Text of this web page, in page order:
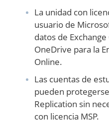
La unidad con
usuario de
datos de
OneDrive para la
Online.
Las cuentas de
pueden
Replication sin
con licencia MSP.